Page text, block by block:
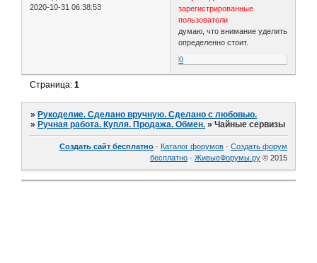
2020-10-31 06:38:53
зарегистрированные
пользователи
думаю, что внимание уделить
определенно стоит.
0
Страница:1
»Рукоделие. Сделано вручную. Сделано с любовью.
»Ручная работа. Купля. Продажа. Обмен. »Чайные сервизы
Создать сайт бесплатно · Каталог форумов · Создать форум
бесплатно · ЖивыеФорумы.ру © 2015